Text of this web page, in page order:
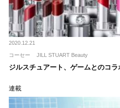
2020.12.21
コーセー JILL STUART Beauty
ジルスチュアート、ゲームとのコ
連載